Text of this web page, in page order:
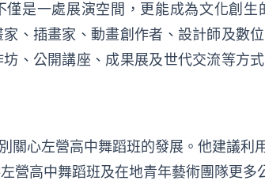
僅是一處展演空間，更能成為文化創
、插畫家、動畫創作者、設計師及數
、公開講座、成果展及世代交流等方
關心左營高中舞蹈班的發展。他建議利
營高中舞蹈班及在地青年藝術團隊更